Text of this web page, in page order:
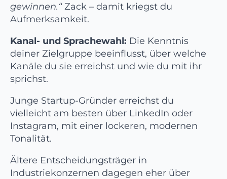
gewinnen.“Zack – damit kriegst du
Aufmerksamkeit.
Kanal- und Sprachewahl: Die Kenntnis
deiner Zielgruppe beeinflusst, über welche
Kanäle du sie erreichst und wie du mit ihr
sprichst.
Junge Startup-Gründer erreichst du
vielleicht am besten über LinkedIn oder
Instagram, mit einer lockeren, modernen
Tonalität.
Ältere Entscheidungsträger in
Industriekonzernen dagegen eher über